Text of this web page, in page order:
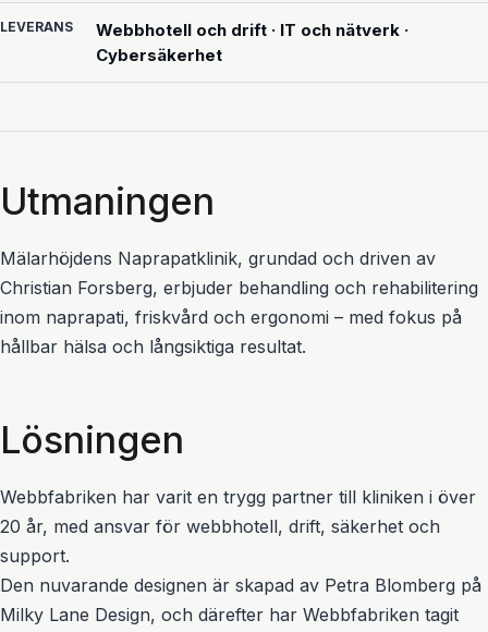
LEVERANS
Webbhotell och drift · IT och nätverk ·
Cybersäkerhet
Utmaningen
Mälarhöjdens Naprapatklinik, grundad och driven av
Christian Forsberg, erbjuder behandling och rehabilitering
inom naprapati, friskvård och ergonomi – med fokus på
hållbar hälsa och långsiktiga resultat.
Lösningen
Webbfabriken har varit en trygg partner till kliniken i över
20 år, med ansvar för webbhotell, drift, säkerhet och
support.
Den nuvarande designen är skapad av Petra Blomberg på
Milky Lane Design, och därefter har Webbfabriken tagit